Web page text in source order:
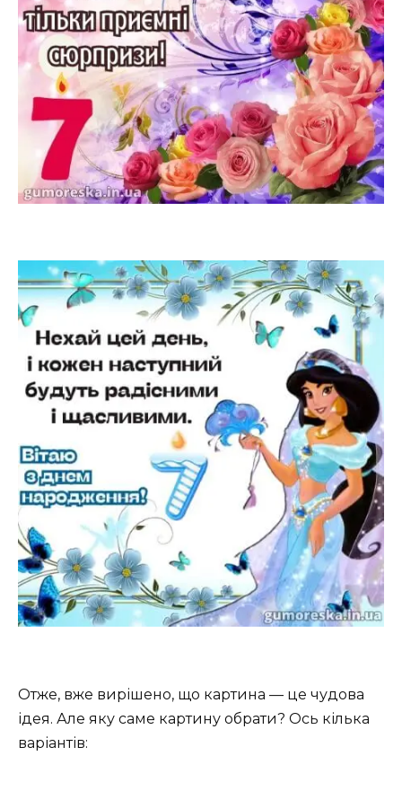
Отже, вже вирішено, що картина — це чудова
ідея. Але яку саме картину обрати? Ось кілька
варіантів: